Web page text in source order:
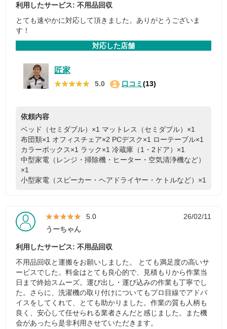
利用したサービス: 不用品回収
とても速やかに対応して頂きました。ありがとうございま
す！
対応した店舗
匠家
★★★★★
★★★★★ 5.0 口コミ (13)
依頼内容
ベッド（セミダブル）×1 マットレス（セミダブル）×1
布団類×1 オフィスチェア×2 PCデスク×1 ローテーブル×1
カラーボックス×1 ラック×1 冷蔵庫（1・2ドア）×1
中型家電（レンジ・掃除機・ヒーター・空気清浄機など）
×1
小型家電（スピーカー・ヘアドライヤー・ケトルなど）×1
★★★★★
★★★★★ 5.0
26/02/11
うーちゃん
利用したサービス: 不用品回収
不用品回収と運搬をお願いしました。 とても満足度の高いサ
ービスでした。料金はとても良心的で、見積もりから作業当
日まで終始スムーズ。運び出し・運び込みの作業も丁寧でし
た。さらに、洗濯機の取り付けについてもプロ目線でアドバ
イスをしてくれて、とても助かりました。作業の質も人柄も
良く、安心して任せられる業者さんだと感じました。また機
会があったら是非利用させていただきます。